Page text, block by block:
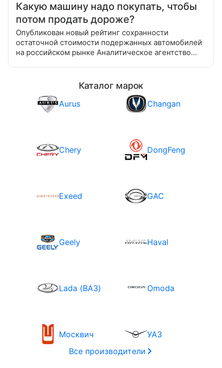
Какую машину надо покупать, чтобы
потом продать дороже?
Опубликован новый рейтинг сохранности
остаточной стоимости подержанных автомобилей
на российском рынке Аналитическое агентство
Каталог марок
Aurus Changan
Chery DongFeng
Exeed GAC
Geely Haval
Lada (ВАЗ) Omoda
Москвич
УАЗ
Все производители